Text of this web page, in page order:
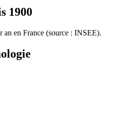
1900
an en France (source : INSEE).